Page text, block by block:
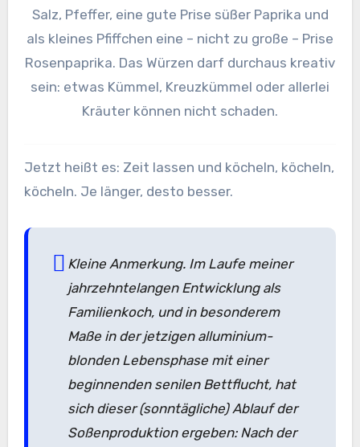
Salz, Pfeffer, eine gute Prise süßer Paprika und
als kleines Pfiffchen eine – nicht zu große – Prise
Rosenpaprika. Das Würzen darf durchaus kreativ
sein: etwas Kümmel, Kreuzkümmel oder allerlei
Kräuter können nicht schaden.
Jetzt heißt es: Zeit lassen und köcheln, köcheln,
köcheln. Je länger, desto besser.
Kleine Anmerkung. Im Laufe meiner
jahrzehntelangen Entwicklung als
Familienkoch, und in besonderem
Maße in der jetzigen alluminium-
blonden Lebensphase mit einer
beginnenden senilen Bettflucht, hat
sich dieser (sonntägliche) Ablauf der
Soßenproduktion ergeben: Nach der